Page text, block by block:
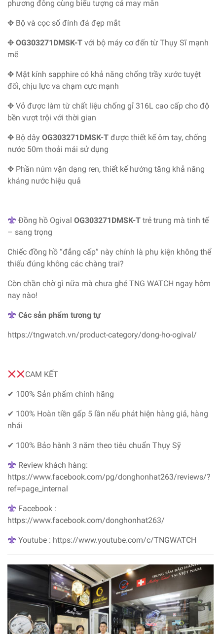
phương đông cùng biểu tượng cá may mắn
✥ Bộ và cọc số đính đá đẹp mắt
✥ OG303271DMSK-T với bộ máy cơ đến từ Thụy Sĩ mạnh
mẽ
✥ Mặt kính sapphire có khả năng chống trầy xước tuyệt
đối, chịu lực va chạm cực mạnh
✥ Vỏ được làm từ chất liệu chống gỉ 316L cao cấp cho độ
bền vượt trội với thời gian
✥ Bộ dây OG303271DMSK-T được thiết kế ôm tay, chống
nước 50m thoải mái sử dụng
✥ Phần núm vặn dạng ren, thiết kế hướng tăng khả năng
kháng nước hiệu quả
Đồng hồ OgivalOG303271DMSK-T trẻ trung mà tinh tế
– sang trọng
Chiếc đồng hồ “đẳng cấp” này chính là phụ kiện không thể
thiếu đúng không các chàng trai?
Còn chần chờ gì nữa mà chưa ghé TNG WATCH ngay hôm
nay nào!
Các sản phẩm tương tự
https://tngwatch.vn/product-category/dong-ho-ogival/
CAM KẾT
✔ 100% Sản phẩm chính hãng
✔ 100% Hoàn tiền gấp 5 lần nếu phát hiện hàng giả, hàng
nhái
✔ 100% Bảo hành 3 năm theo tiêu chuẩn Thụy Sỹ
Review khách hàng:
https://www.facebook.com/pg/donghonhat263/reviews/?
ref=page_internal
Facebook :
https://www.facebook.com/donghonhat263/
Youtube : https://www.youtube.com/c/TNGWATCH